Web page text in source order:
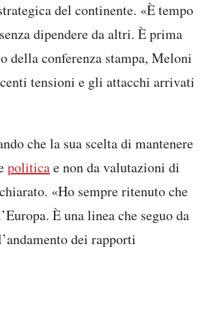
del continente. «È tempo
dipendere da altri. È prima
della conferenza stampa, Meloni
tensioni e gli attacchi arrivati
che la sua scelta di mantenere
politicae non da valutazioni di
«Ho sempre ritenuto che
È una linea che seguo da
dei rapporti